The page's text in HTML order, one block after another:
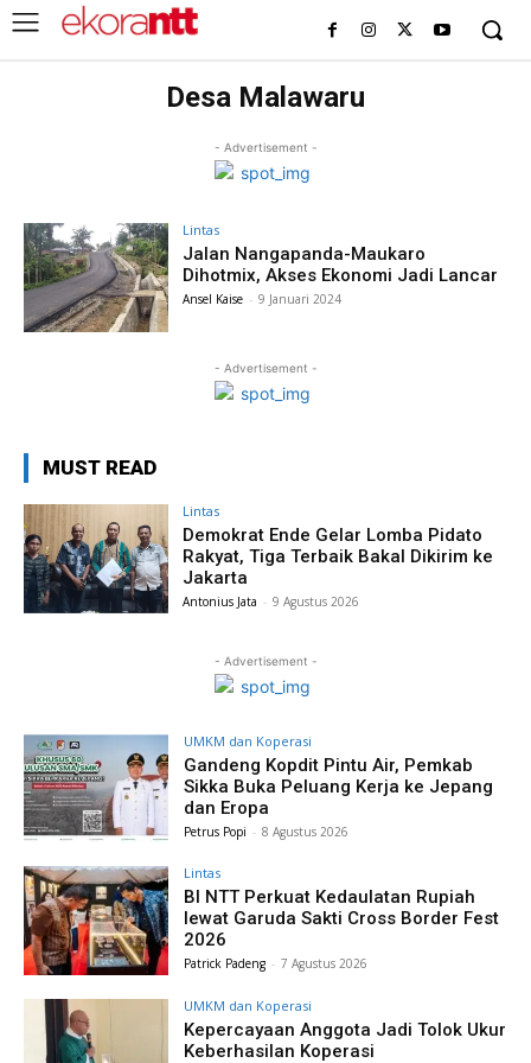
Desa Malawaru
- Advertisement -
Lintas
Jalan Nangapanda-Maukaro
Dihotmix, Akses Ekonomi Jadi Lancar
Ansel Kaise - 9 Januari 2024
- Advertisement -
MUST READ
Lintas
Demokrat Ende Gelar Lomba Pidato
Rakyat, Tiga Terbaik Bakal Dikirim ke
Jakarta
Antonius Jata - 9 Agustus 2026
- Advertisement -
UMKM dan Koperasi
Gandeng Kopdit Pintu Air, Pemkab
Sikka Buka Peluang Kerja ke Jepang
dan Eropa
Petrus Popi - 8 Agustus 2026
Lintas
BI NTT Perkuat Kedaulatan Rupiah
lewat Garuda Sakti Cross Border Fest
2026
Patrick Padeng - 7 Agustus 2026
UMKM dan Koperasi
Kepercayaan Anggota Jadi Tolok Ukur
Keberhasilan Koperasi